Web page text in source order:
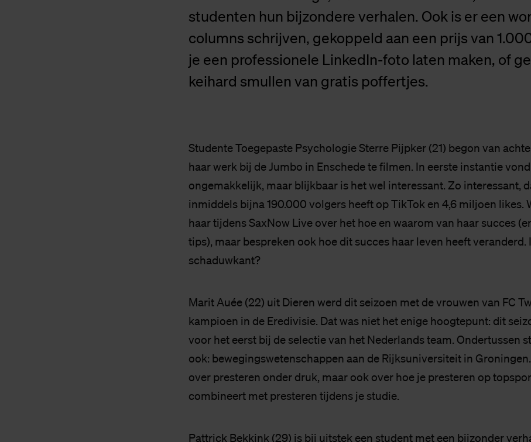
studenten hun bijzondere verhalen. Ook is er een
columns schrijven, gekoppeld aan een prijs van
je een professionele LinkedIn-foto laten maken, of
keihard smullen van gratis poffertjes.
Studente Toegepaste Psychologie Sterre Pijpker (21) begon van
haar werk bij de Jumbo in Enschede te filmen. In eerste instantie
ongemakkelijk, maar blijkbaar is het wel interessant. Zo interessant,
inmiddels bijna 190.000 volgers heeft op TikTok en 4,6 miljoen likes.
haar tijdens SaxNow Live over het hoe en waarom van haar succes
tips), maar bespreken ook hoe dit succes haar leven heeft veranderd.
schaduwkant?
Marit Auée (22) uit Dieren werd dit seizoen met de vrouwen van FC
kampioen in de Eredivisie. Dat was niet het enige hoogtepunt: dit
voor het eerst bij de selectie van het Nederlands team. Ondertussen
ook: bewegingswetenschappen aan de Rijksuniversiteit in
over presteren onder druk, maar ook over hoe je presteren op
combineert met presteren tijdens je studie.
Pattrick Bekkink (29) is bij uitstek een student met een bijzonder